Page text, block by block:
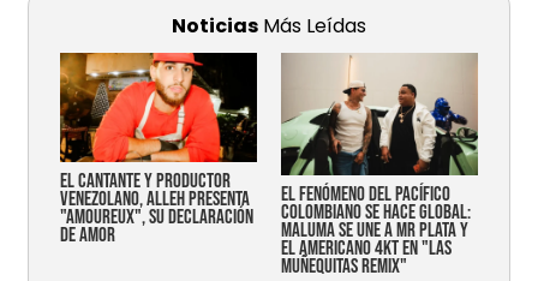
Noticias Más Leídas
EL CANTANTE Y PRODUCTOR
VENEZOLANO, ALLEH PRESENTA
"AMOUREUX", SU DECLARACIÓN
DE AMOR
EL FENÓMENO DEL PACÍFICO
COLOMBIANO SE HACE GLOBAL:
MALUMA SE UNE A MR PLATA Y
EL AMERICANO 4KT EN "LAS
MUÑEQUITAS REMIX"